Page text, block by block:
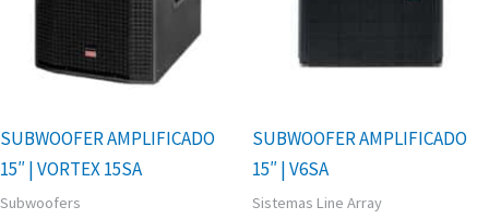
SUBWOOFER AMPLIFICADO
15″ | VORTEX 15SA
Subwoofers
SUBWOOFER AMPLIFICADO
15″ | V6SA
Sistemas Line Array